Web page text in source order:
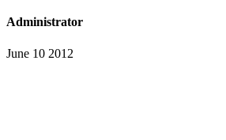
Administrator
June 10 2012